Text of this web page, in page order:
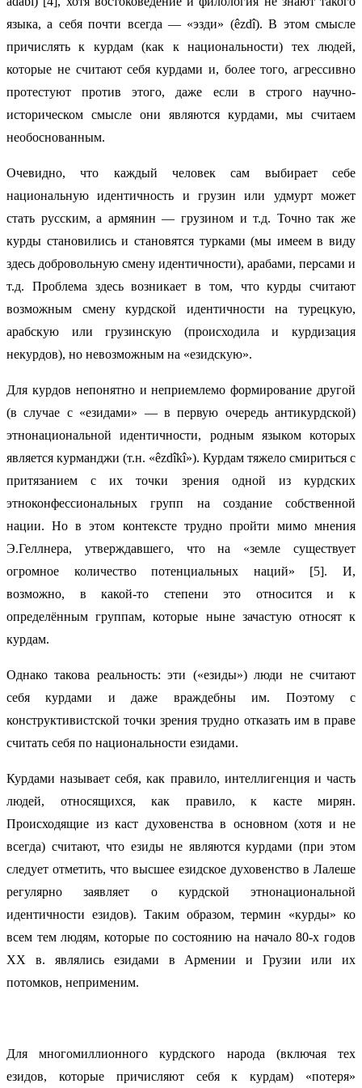
языка, а себя почти всегда — «эзди» (êzdî). В этом смысле
причислять к курдам (как к национальности) тех людей,
которые не считают себя курдами и, более того, агрессивно
протестуют против этого, даже если в строго научно-
историческом смысле они являются курдами, мы считаем
необоснованным.
Очевидно, что каждый человек сам выбирает себе
национальную идентичность и грузин или удмурт может
стать русским, а армянин — грузином и т.д. Точно так же
курды становились и становятся турками (мы имеем в виду
здесь добровольную смену идентичности), арабами, персами и
т.д. Проблема здесь возникает в том, что курды считают
возможным смену курдской идентичности на турецкую,
арабскую или грузинскую (происходила и курдизация
некурдов), но невозможным на «езидскую».
Для курдов непонятно и неприемлемо формирование другой
(в случае с «езидами» — в первую очередь антикурдской)
этнонациональной идентичности, родным языком которых
является курманджи (т.н. «êzdîkî»). Курдам тяжело смириться с
притязанием с их точки зрения одной из курдских
этноконфессиональных групп на создание собственной
нации. Но в этом контексте трудно пройти мимо мнения
Э.Геллнера, утверждавшего, что на «земле существует
огромное количество потенциальных наций» [5]. И,
возможно, в какой-то степени это относится и к
определённым группам, которые ныне зачастую относят к
курдам.
Однако такова реальность: эти («езиды») люди не считают
себя курдами и даже враждебны им. Поэтому с
конструктивистской точки зрения трудно отказать им в праве
считать себя по национальности езидами.
Курдами называет себя, как правило, интеллигенция и часть
людей, относящихся, как правило, к касте мирян.
Происходящие из каст духовенства в основном (хотя и не
всегда) считают, что езиды не являются курдами (при этом
следует отметить, что высшее езидское духовенство в Лалеше
регулярно заявляет о курдской этнонациональной
идентичности езидов). Таким образом, термин «курды» ко
всем тем людям, которые по состоянию на начало 80-х годов
ХХ в. являлись езидами в Армении и Грузии или их
потомков, неприменим.
Для многомиллионного курдского народа (включая тех
езидов, которые причисляют себя к курдам) «потеря»